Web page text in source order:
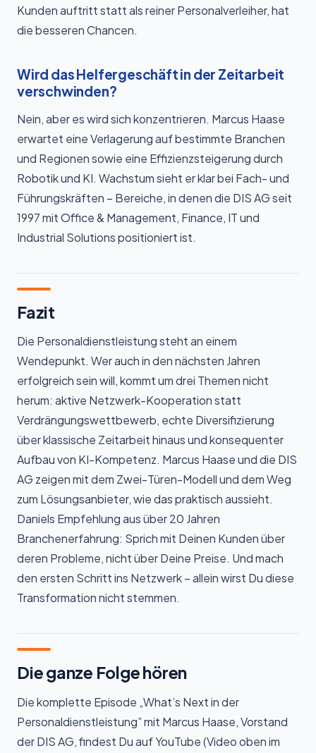
Kunden auftritt statt als reiner Personalverleiher, hat
die besseren Chancen.
Wird das Helfergeschäft in der Zeitarbeit
verschwinden?
Nein, aber es wird sich konzentrieren. Marcus Haase
erwartet eine Verlagerung auf bestimmte Branchen
und Regionen sowie eine Effizienzsteigerung durch
Robotik und KI. Wachstum sieht er klar bei Fach- und
Führungskräften – Bereiche, in denen die DIS AG seit
1997 mit Office & Management, Finance, IT und
Industrial Solutions positioniert ist.
Fazit
Die Personaldienstleistung steht an einem
Wendepunkt. Wer auch in den nächsten Jahren
erfolgreich sein will, kommt um drei Themen nicht
herum: aktive Netzwerk-Kooperation statt
Verdrängungswettbewerb, echte Diversifizierung
über klassische Zeitarbeit hinaus und konsequenter
Aufbau von KI-Kompetenz. Marcus Haase und die DIS
AG zeigen mit dem Zwei-Türen-Modell und dem Weg
zum Lösungsanbieter, wie das praktisch aussieht.
Daniels Empfehlung aus über 20 Jahren
Branchenerfahrung: Sprich mit Deinen Kunden über
deren Probleme, nicht über Deine Preise. Und mach
den ersten Schritt ins Netzwerk – allein wirst Du diese
Transformation nicht stemmen.
Die ganze Folge hören
Die komplette Episode „What’s Next in der
Personaldienstleistung” mit Marcus Haase, Vorstand
der DIS AG, findest Du auf YouTube (Video oben im